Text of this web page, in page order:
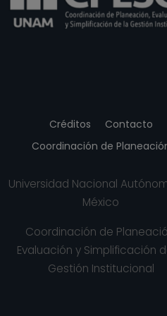
2023)
ULTRASONICS
Créditos
Contacto
Coordinación de
Universidad Nacional
México
Coordinación de
Evaluación y Simplificación
Gestión Institucional